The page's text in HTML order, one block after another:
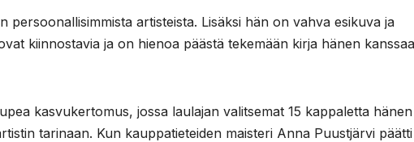
persoonallisimmista artisteista. Lisäksi hän on vahva esikuva ja
kiinnostavia ja on hienoa päästä tekemään kirja hänen
kasvukertomus, jossa laulajan valitsemat 15 kappaletta hänen
tarinaan. Kun kauppatieteiden maisteri Anna Puustjärvi päätti